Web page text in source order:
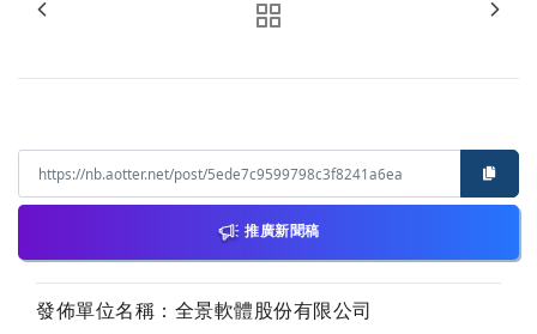
推廣新聞稿
發佈單位名稱：全景軟體股份有限公司